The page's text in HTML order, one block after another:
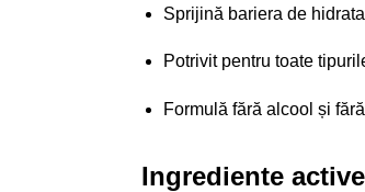
Sprijină bariera de
Potrivit pentru toate
Formulă fără alcool și
Ingrediente